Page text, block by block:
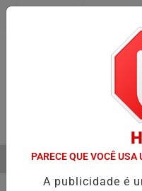
Pesquisar
RECUPERAÇÃO FISCAL
EM ALTA
PARECE QUE VOCÊ
A publicidade é